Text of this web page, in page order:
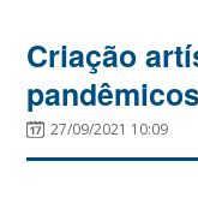
Criação
pandêmicos
27/09/2021 10:09